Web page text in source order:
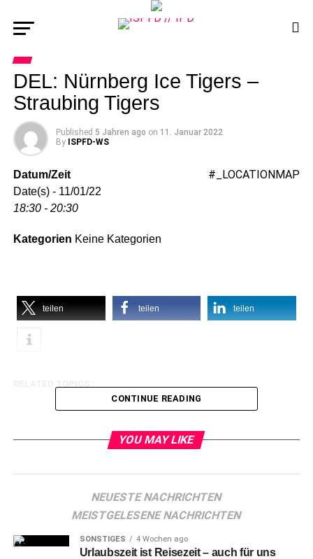
DEL: Nürnberg Ice Tigers –
Straubing Tigers
Published 5 Jahren ago on 11. Januar 2022
By ISPFD-WS
#_LOCATIONMAP
Datum/Zeit
Date(s) - 11/01/22
18:30 - 20:30
Kategorien Keine Kategorien
teilen teilen teilen
CONTINUE READING
YOU MAY LIKE
NEUESTE NACHRICHTEN
MEISTGELESENE NACHRICHTEN
SONSTIGES 4 Wochen ago
Urlaubszeit ist Reisezeit – auch für uns